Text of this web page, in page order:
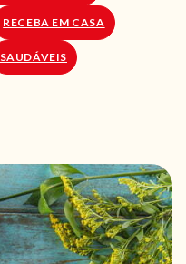
RECEBA EM CASA
SAUDÁVEIS